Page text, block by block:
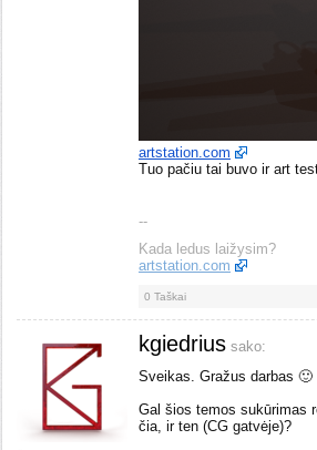
artstation.com
Tuo pačiu tai buvo ir art
--
Kada ledus laižysim?
artstation.com
0 Taškai
kgiedrius sako:
Sveikas. Gražus darbas 🙂
Gal šios temos sukūrimas
čia, ir ten (CG gatvėje)?